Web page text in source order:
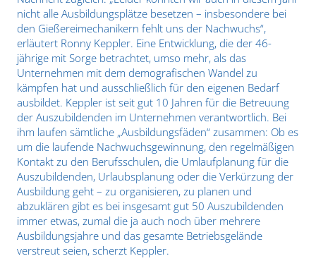
nicht alle Ausbildungsplätze besetzen – insbesondere bei
den Gießereimechanikern fehlt uns der Nachwuchs“,
erläutert Ronny Keppler. Eine Entwicklung, die der 46-
jährige mit Sorge betrachtet, umso mehr, als das
Unternehmen mit dem demografischen Wandel zu
kämpfen hat und ausschließlich für den eigenen Bedarf
ausbildet. Keppler ist seit gut 10 Jahren für die Betreuung
der Auszubildenden im Unternehmen verantwortlich. Bei
ihm laufen sämtliche „Ausbildungsfäden“ zusammen: Ob es
um die laufende Nachwuchsgewinnung, den regelmäßigen
Kontakt zu den Berufsschulen, die Umlaufplanung für die
Auszubildenden, Urlaubsplanung oder die Verkürzung der
Ausbildung geht – zu organisieren, zu planen und
abzuklären gibt es bei insgesamt gut 50 Auszubildenden
immer etwas, zumal die ja auch noch über mehrere
Ausbildungsjahre und das gesamte Betriebsgelände
verstreut seien, scherzt Keppler.